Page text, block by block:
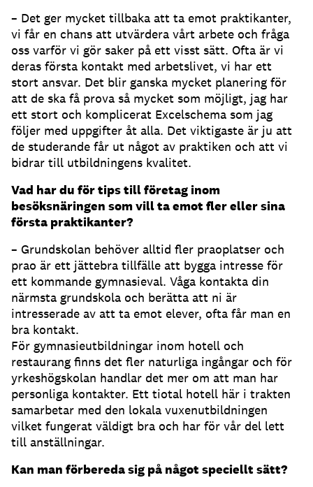
– Det ger mycket tillbaka att ta emot praktikanter,
vi får en chans att utvärdera vårt arbete och fråga
oss varför vi gör saker på ett visst sätt. Ofta är vi
deras första kontakt med arbetslivet, vi har ett
stort ansvar. Det blir ganska mycket planering för
att de ska få prova så mycket som möjligt, jag har
ett stort och komplicerat Excelschema som jag
följer med uppgifter åt alla. Det viktigaste är ju att
de studerande får ut något av praktiken och att vi
bidrar till utbildningens kvalitet.
Vad har du för tips till företag inom
besöksnäringen som vill ta emot fler eller sina
första praktikanter?
– Grundskolan behöver alltid fler praoplatser och
prao är ett jättebra tillfälle att bygga intresse för
ett kommande gymnasieval. Våga kontakta din
närmsta grundskola och berätta att ni är
intresserade av att ta emot elever, ofta får man en
bra kontakt.
För gymnasieutbildningar inom hotell och
restaurang finns det fler naturliga ingångar och för
yrkeshögskolan handlar det mer om att man har
personliga kontakter. Ett tiotal hotell här i trakten
samarbetar med den lokala vuxenutbildningen
vilket fungerat väldigt bra och har för vår del lett
till anställningar.
Kan man förbereda sig på något speciellt sätt?